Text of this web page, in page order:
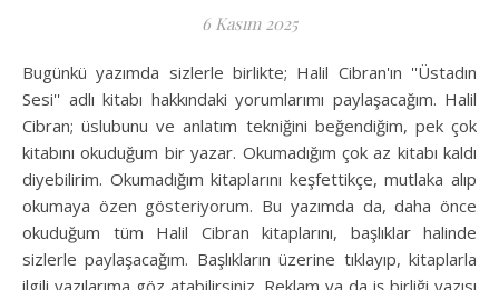
6 Kasım 2025
Bugünkü yazımda sizlerle birlikte; Halil Cibran'ın ''Üstadın
Sesi'' adlı kitabı hakkındaki yorumlarımı paylaşacağım. Halil
Cibran; üslubunu ve anlatım tekniğini beğendiğim, pek çok
kitabını okuduğum bir yazar. Okumadığım çok az kitabı kaldı
diyebilirim. Okumadığım kitaplarını keşfettikçe, mutlaka alıp
okumaya özen gösteriyorum. Bu yazımda da, daha önce
okuduğum tüm Halil Cibran kitaplarını, başlıklar halinde
sizlerle paylaşacağım. Başlıkların üzerine tıklayıp, kitaplarla
ilgili yazılarıma göz atabilirsiniz. Reklam ya da iş birliği yazısı